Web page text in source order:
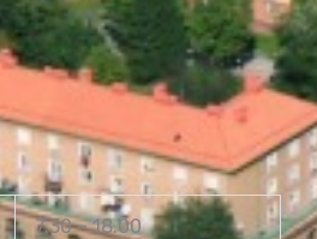
7.30 – 18.00